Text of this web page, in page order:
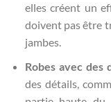
elles créent un
doivent pas être
jambes.
Robes avec des
des détails,